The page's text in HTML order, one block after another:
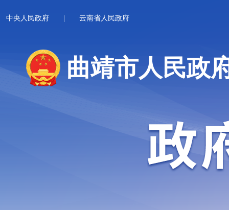
中央人民政府 云南省人民政府
曲靖市人民政